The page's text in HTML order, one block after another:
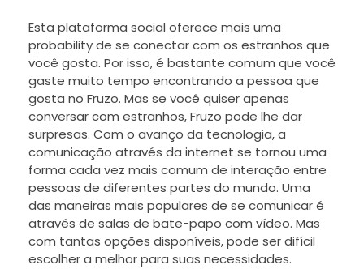
Esta plataforma social oferece mais uma
probability de se conectar com os estranhos que
você gosta. Por isso, é bastante comum que você
gaste muito tempo encontrando a pessoa que
gosta no Fruzo. Mas se você quiser apenas
conversar com estranhos, Fruzo pode lhe dar
surpresas. Com o avanço da tecnologia, a
comunicação através da internet se tornou uma
forma cada vez mais comum de interação entre
pessoas de diferentes partes do mundo. Uma
das maneiras mais populares de se comunicar é
através de salas de bate-papo com vídeo. Mas
com tantas opções disponíveis, pode ser difícil
escolher a melhor para suas necessidades.